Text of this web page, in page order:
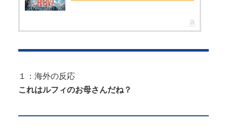
１：海外の反応
これはルフィのお母さんだね？